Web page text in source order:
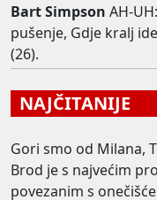
Bart Simpson AH-
pušenje, Gdje kralj
(26).
NAJČITANIJE
Gori smo od Milana,
Brod je s najvećim
povezanim s